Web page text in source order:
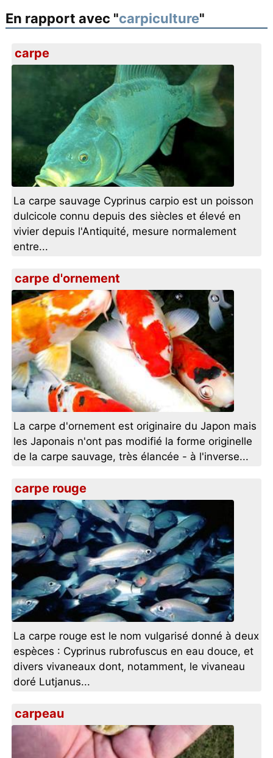
En rapport avec "carpiculture"
carpe
La carpe sauvage Cyprinus carpio est un poisson
dulcicole connu depuis des siècles et élevé en
vivier depuis l'Antiquité, mesure normalement
entre...
carpe d'ornement
La carpe d'ornement est originaire du Japon mais
les Japonais n'ont pas modifié la forme originelle
de la carpe sauvage, très élancée - à l'inverse...
carpe rouge
La carpe rouge est le nom vulgarisé donné à deux
espèces : Cyprinus rubrofuscus en eau douce, et
divers vivaneaux dont, notamment, le vivaneau
doré Lutjanus...
carpeau